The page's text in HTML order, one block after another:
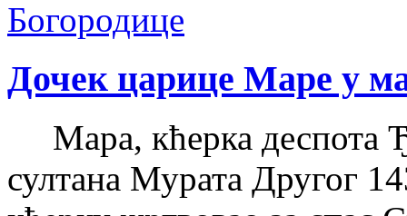
Дочек царице Маре у
Мара, кћерка деспота
султана Мурата Другог